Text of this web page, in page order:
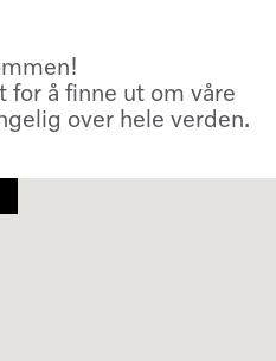
å finne ut om våre
over hele verden.